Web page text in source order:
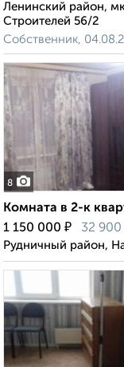
Ленинский район,
Строителей 56/2
Собственник,
8
Комната в 2-к
1 150 000 ₽ 32 900
Рудничный район,